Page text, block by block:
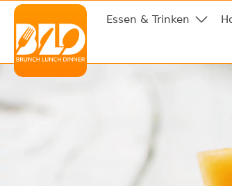
Essen & Trinken